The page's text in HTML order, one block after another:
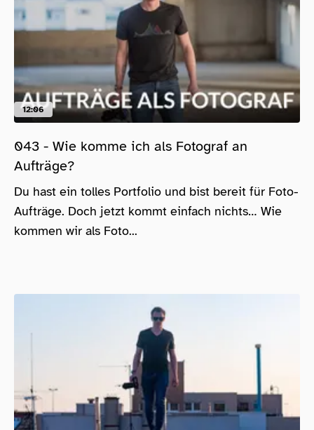
12:06
043 - Wie komme ich als Fotograf an
Aufträge?
Du hast ein tolles Portfolio und bist bereit für Foto-
Aufträge. Doch jetzt kommt einfach nichts… Wie
kommen wir als Foto...